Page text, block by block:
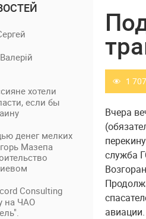
хотели
если бы
денег мелких
Мазепа
Consulting
на ЧАО
1 707
Вчера
служба
авиации.